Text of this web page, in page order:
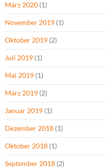
März 2020 (1)
November 2019 (1)
Oktober 2019 (2)
Juli 2019 (1)
Mai 2019 (1)
März 2019 (2)
Januar 2019 (1)
Dezember 2018 (1)
Oktober 2018 (1)
September 2018 (2)